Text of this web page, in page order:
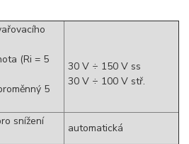
(Ri = 5
5
30 V ÷ 150 V ss
30 V ÷ 100 V stř.
snížení
automatická